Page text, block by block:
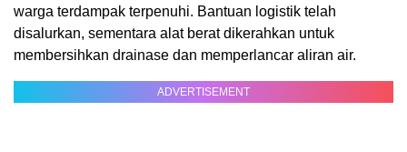
warga terdampak terpenuhi. Bantuan logistik telah
disalurkan, sementara alat berat dikerahkan untuk
membersihkan drainase dan memperlancar aliran air.
ADVERTISEMENT